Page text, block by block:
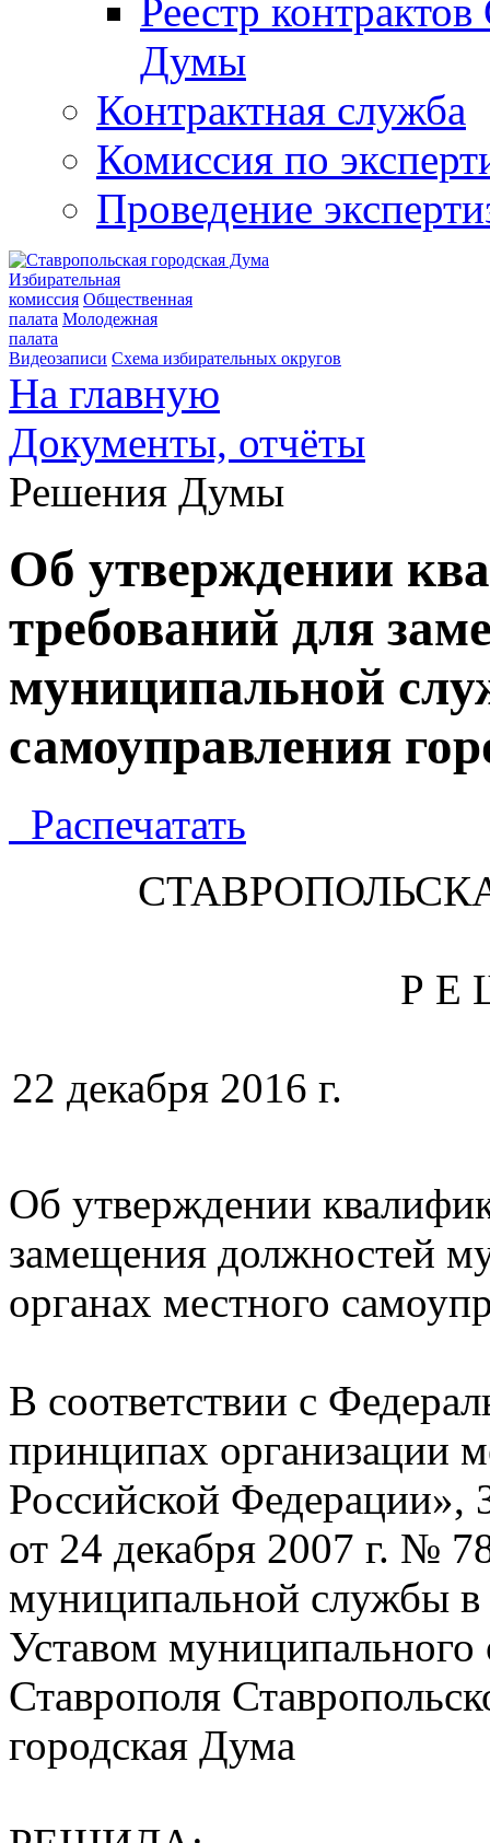
Реестр
Думы
Контрактная служба
Комиссия по
Проведение
Избирательная
комиссия Общественная
палата Молодежная
палата
Видеозаписи Схема избирательных округов
На главную
Документы, отчёты
Решения Думы
Об утверждении
требований для
муниципальной
самоуправления
Распечатать
Р Е
22 декабря
Об утверждении
замещения должностей
органах местного
В соответствии с
принципах организации
Российской Федерации»,
от 24 декабря 2007 г. №
муниципальной службы в
Уставом муниципального
Ставрополя
городская Дума